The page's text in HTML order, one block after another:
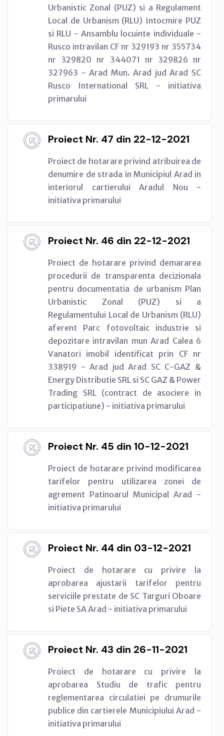
Urbanistic Zonal (PUZ) si a Regulament
Local de Urbanism (RLU) Intocmire PUZ
si RLU - Ansamblu locuinte individuale -
Rusco intravilan CF nr 329193 nr 355734
nr 329820 nr 344071 nr 329826 nr
327963 - Arad Mun. Arad jud Arad SC
Rusco International SRL - initiativa
primarului
Proiect Nr. 47 din 22-12-2021
Proiect de hotarare privind atribuirea de
denumire de strada in Municipiul Arad in
interiorul cartierului Aradul Nou -
initiativa primarului
Proiect Nr. 46 din 22-12-2021
Proiect de hotarare privind demararea
procedurii de transparenta decizionala
pentru documentatia de urbanism Plan
Urbanistic Zonal (PUZ) si a
Regulamentului Local de Urbanism (RLU)
aferent Parc fotovoltaic industrie si
depozitare intravilan mun Arad Calea 6
Vanatori imobil identificat prin CF nr
338919 - Arad jud Arad SC C-GAZ &
Energy Distributie SRL si SC GAZ & Power
Trading SRL (contract de asociere in
participatiune) - initiativa primarului
Proiect Nr. 45 din 10-12-2021
Proiect de hotarare privind modificarea
tarifelor pentru utilizarea zonei de
agrement Patinoarul Municipal Arad -
initiativa primarului
Proiect Nr. 44 din 03-12-2021
Proiect de hotarare cu privire la
aprobarea ajustarii tarifelor pentru
serviciile prestate de SC Targuri Oboare
si Piete SA Arad - initiativa primarului
Proiect Nr. 43 din 26-11-2021
Proiect de hotarare cu privire la
aprobarea Studiu de trafic pentru
reglementarea circulatiei pe drumurile
publice din cartierele Municipiului Arad -
initiativa primarului